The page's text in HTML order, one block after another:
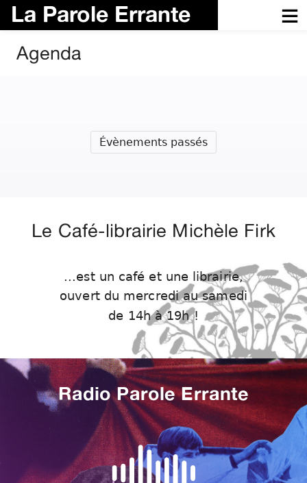
La Parole Errante
Agenda
Évènements passés
Le Café-librairie Michèle Firk
...est un café et une librairie,
ouvert du mercredi au samedi
de 14h à 19h !
Radio Parole Errante